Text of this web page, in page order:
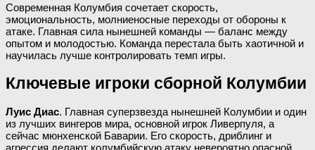
Современная Колумбия сочетает скорость,
эмоциональность, молниеносные переходы от обороны к
атаке. Главная сила нынешней команды — баланс между
опытом и молодостью. Команда перестала быть хаотичной и
научилась лучше контролировать темп игры.
Ключевые игроки сборной Колумбии
Луис Диас. Главная суперзвезда нынешней Колумбии и один
из лучших вингеров мира, основной игрок Ливерпуля, а
сейчас мюнхенской Баварии. Его скорость, дриблинг и